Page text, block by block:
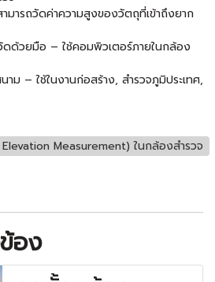
ารถวัดค่าความสูงของวัตถุที่เข้าถึงยาก
ด้วยมือ – ใช้คอมพิวเตอร์ภายในกล้อง
าม – ใช้ในงานก่อสร้าง, สำรวจภูมิประเทศ,
Measurement) ในกล้องสำรวจ
อง